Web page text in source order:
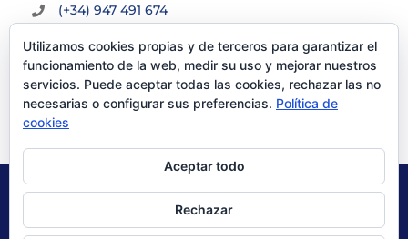
(+34) 947 491 674
info@glezco.com
© Glezco Asesores y Consultores 2019 | Todos los derechos
Politica de Privacidad
Utilizamos cookies propias y de terceros para garantizar el
funcionamiento de la web, medir su uso y mejorar nuestros
servicios. Puede aceptar todas las cookies, rechazar las no
necesarias o configurar sus preferencias. Política de
cookies
Aceptar todo
Rechazar